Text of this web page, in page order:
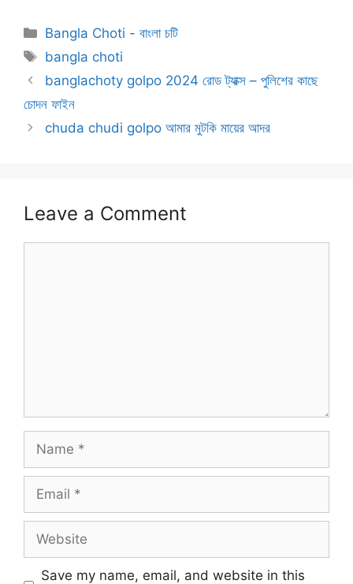
Categories
Bangla Choti - বাংলা চটি
Tags
bangla choti
banglachoty golpo 2024 রোড ট্যাক্স – পুলিশের কাছে
চোদন ফাইন
chuda chudi golpo আমার মুটকি মায়ের আদর
Leave a Comment
Name
Email
Website
Save my name, email, and website in this